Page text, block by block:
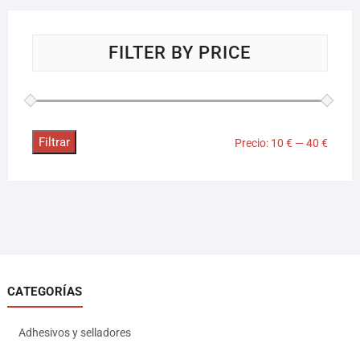
FILTER BY PRICE
Filtrar Precio: 10 € —40 €
CATEGORÍAS
Adhesivos y selladores